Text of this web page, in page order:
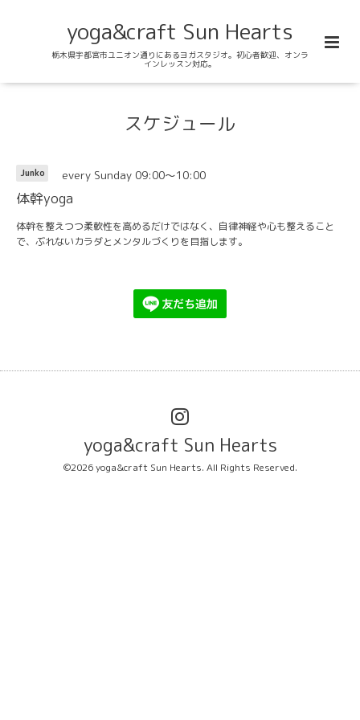
yoga&craft Sun Hearts
栃木県宇都宮市ユニオン通りにあるヨガスタジオ。初心者歓迎、オンラ
インレッスン対応。
スケジュール
Junko every Sunday 09:00～10:00
体幹yoga
体幹を整えつつ柔軟性を高めるだけではなく、自律神経や心も整えること
で、ぶれないカラダとメンタルづくりを目指します。
yoga&craft Sun Hearts
©2026yoga&craft Sun Hearts. All Rights Reserved.